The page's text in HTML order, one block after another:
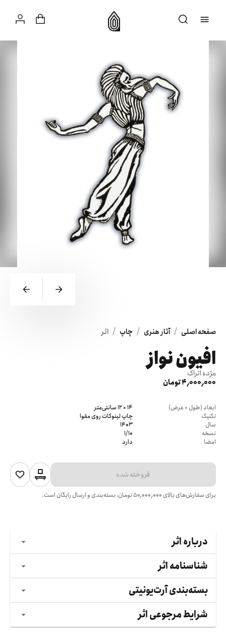
صفحه اصلی / آثار هنری / چاپ / اثر
افیون نواز
مژده اتراک
4٬000٬000 تومان
ابعاد (طول × عرض)
14 × 12 سانتی‌متر
تکنیک
چاپ لینوکات روی مقوا
سال
1403
نسخه
1/10
امضا
دارد
فروخته شده
برای سفارش‌های بالای ۵۰٬۰۰۰٬۰۰۰تومان، بسته‌بندی و ارسال رایگان است.
درباره اثر
شناسنامه اثر
بسته‌بندی آرت‌یونیتی
شرایط مرجوعی اثر